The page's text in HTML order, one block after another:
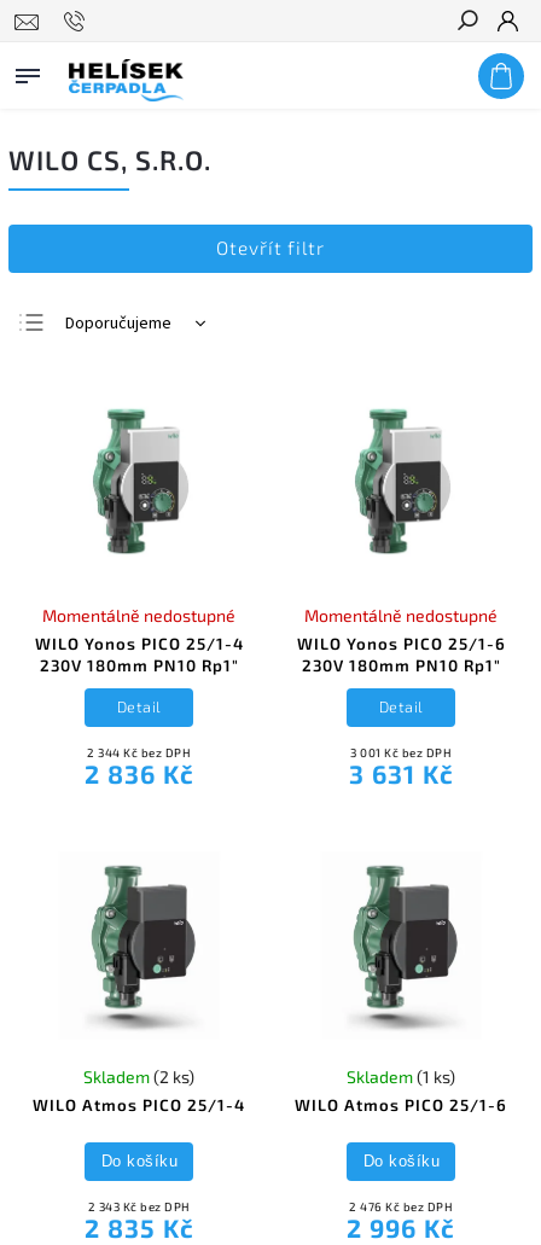
Hledat
WILO CS, S.R.O.
Otevřít filtr
Doporučujeme
Nejprodávanější
Abecedně
WILO Yonos PICO 25/1-4
230V 180mm PN10 Rp1"
Momentálně nedostupné
2 344 Kč bez DPH
2 836 Kč
Detail
WILO Yonos PICO 25/1-6
230V 180mm PN10 Rp1"
Momentálně nedostupné
3 001 Kč bez DPH
3 631 Kč
Detail
WILO Atmos PICO 25/1-4
Skladem(2 ks)
2 343 Kč bez DPH
2 835 Kč
Do košíku
WILO Atmos PICO 25/1-6
Skladem(1 ks)
2 476 Kč bez DPH
2 996 Kč
Do košíku